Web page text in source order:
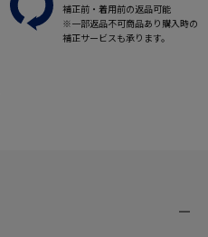
補正前・着用前の返品可能
※一部返品不可商品あり購入時の
補正サービスも承ります。